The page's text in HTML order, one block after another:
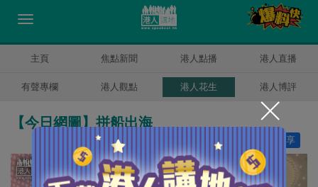
主頁 焦點新聞 港人點播 港人直播
有聲專欄 港人觀點 港人花生 港人博評
【今日網圖】拼船出海
分享